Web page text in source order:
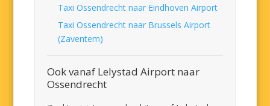
Taxi Ossendrecht naar Eindhoven Airport
Taxi Ossendrecht naar Brussels Airport
(Zaventem)
Ook vanaf Lelystad Airport naar
Ossendrecht